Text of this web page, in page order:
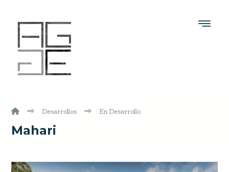
Desarrollos En Desarrollo
Mahari